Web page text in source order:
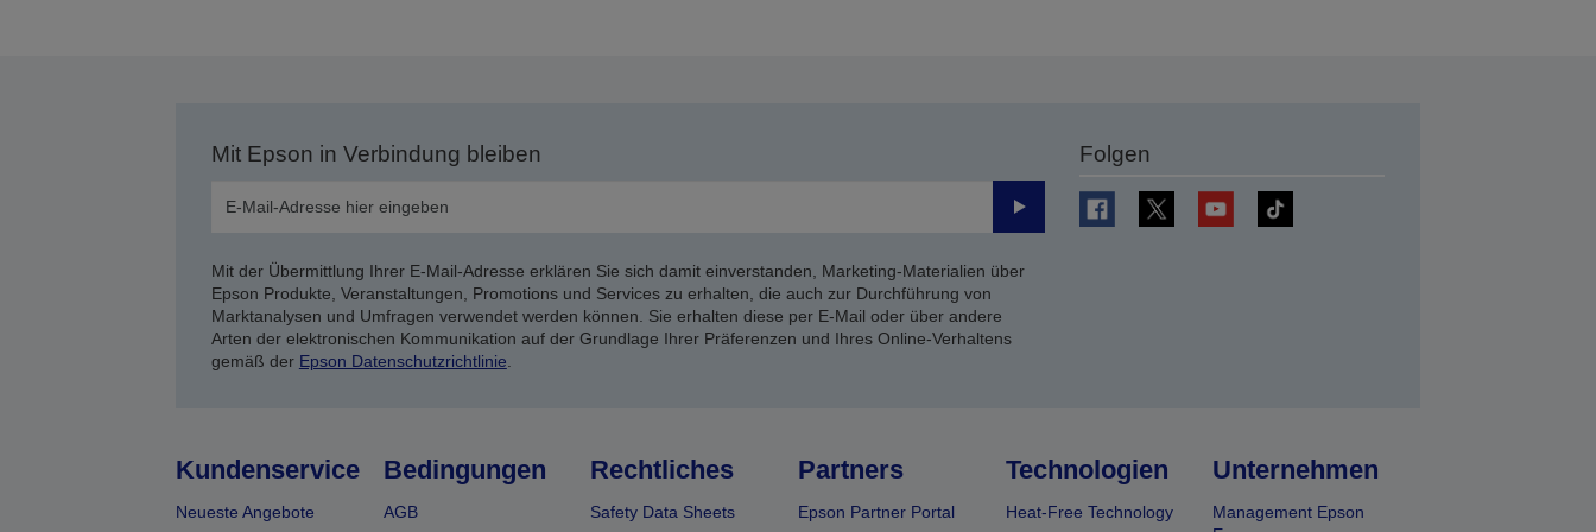
Mit Epson in Verbindung bleiben
Senden
Mit der Übermittlung Ihrer E-Mail-Adresse erklären Sie sich damit einverstanden, Marketing-Materialien über
Epson Produkte, Veranstaltungen, Promotions und Services zu erhalten, die auch zur Durchführung von
Marktanalysen und Umfragen verwendet werden können. Sie erhalten diese per E-Mail oder über andere
Arten der elektronischen Kommunikation auf der Grundlage Ihrer Präferenzen und Ihres Online-Verhaltens
gemäß der Epson Datenschutzrichtlinie.
Folgen
Kundenservice
Neueste Angebote
Bedingungen
AGB
Rechtliches
Safety Data Sheets
Partners
Epson Partner Portal
Technologien
Heat-Free Technology
Unternehmen
Management Epson